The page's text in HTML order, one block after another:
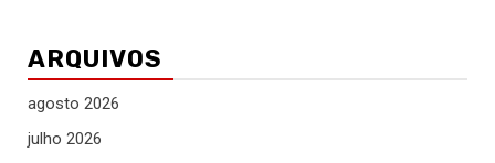
ARQUIVOS
agosto 2026
julho 2026